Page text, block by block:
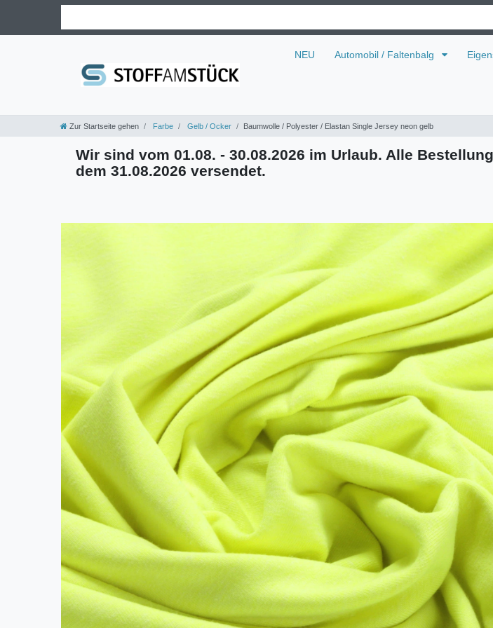
NEU Automobil / Faltenbalg
Zur Startseite gehen Farbe Gelb / Ocker Baumwolle / Polyester / Elastan Single Jersey neon gelb
Wir sind vom 01.08. - 30.08.2026 im Urlaub. Alle
dem 31.08.2026 versendet.